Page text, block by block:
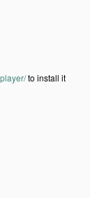
to install it